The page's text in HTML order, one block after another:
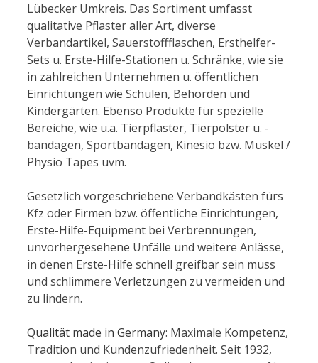
Lübecker Umkreis. Das Sortiment umfasst
qualitative Pflaster aller Art, diverse
Verbandartikel, Sauerstoffflaschen, Ersthelfer-
Sets u. Erste-Hilfe-Stationen u. Schränke, wie sie
in zahlreichen Unternehmen u. öffentlichen
Einrichtungen wie Schulen, Behörden und
Kindergärten. Ebenso Produkte für spezielle
Bereiche, wie u.a. Tierpflaster, Tierpolster u. -
bandagen, Sportbandagen, Kinesio bzw. Muskel /
Physio Tapes uvm.
Gesetzlich vorgeschriebene Verbandkästen fürs
Kfz oder Firmen bzw. öffentliche Einrichtungen,
Erste-Hilfe-Equipment bei Verbrennungen,
unvorhergesehene Unfälle und weitere Anlässe,
in denen Erste-Hilfe schnell greifbar sein muss
und schlimmere Verletzungen zu vermeiden und
zu lindern.
Qualität made in Germany: Maximale Kompetenz,
Tradition und Kundenzufriedenheit. Seit 1932,